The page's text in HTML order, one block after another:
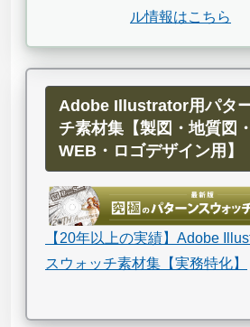
ル情報はこちら
Adobe Illustrator用パタ
チ素材集【製図・地質図
WEB・ロゴデザイン用】
【20年以上の実績】Adobe
スウォッチ素材集【実務特化】